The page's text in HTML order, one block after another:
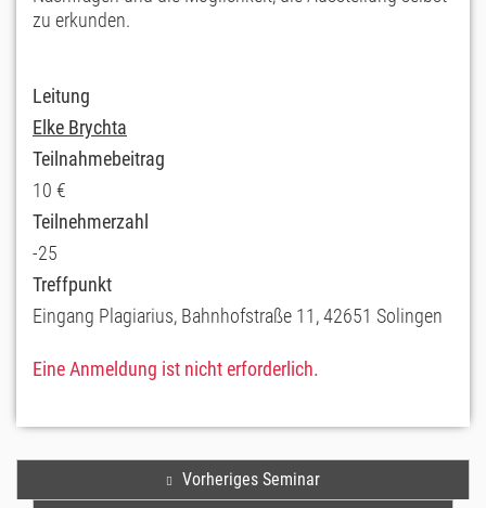
zu erkunden.
Leitung
Elke Brychta
Teilnahmebeitrag
10 €
Teilnehmerzahl
-25
Treffpunkt
Eingang Plagiarius, Bahnhofstraße 11, 42651 Solingen
Eine Anmeldung ist nicht erforderlich.
Vorheriges Seminar